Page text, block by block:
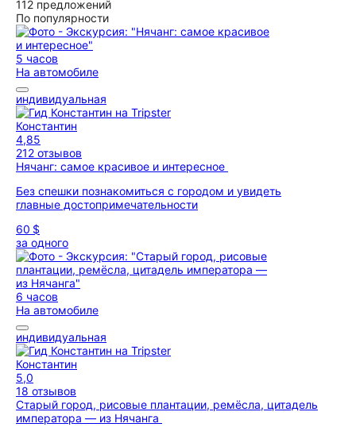
112 предложений
По популярности
5 часов
На автомобиле
индивидуальная
Константин
4,85
212 отзывов
Нячанг: самое красивое и интересное
Без спешки познакомиться с городом и увидеть
главные достопримечательности
60 $
за одного
6 часов
На автомобиле
индивидуальная
Константин
5,0
18 отзывов
Старый город, рисовые плантации, ремёсла, цитадель
императора — из Нячанга